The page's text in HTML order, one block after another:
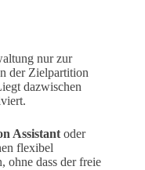
nur zur
der Zielpartition
dazwischen
Assistantoder
flexibel
ohne dass der freie